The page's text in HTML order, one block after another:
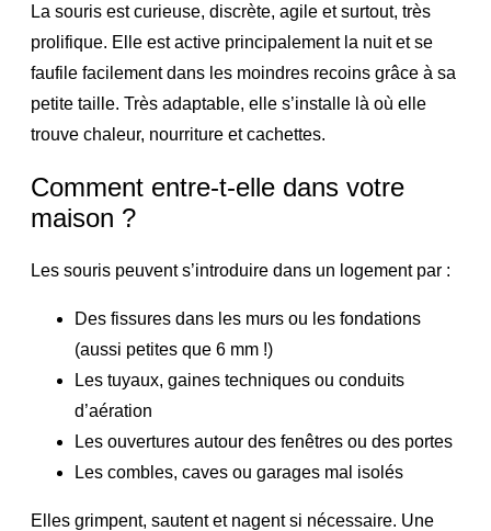
La souris est curieuse, discrète, agile et surtout, très
prolifique. Elle est active principalement la nuit et se
faufile facilement dans les moindres recoins grâce à sa
petite taille. Très adaptable, elle s’installe là où elle
trouve chaleur, nourriture et cachettes.
Comment entre-t-elle dans votre
maison ?
Les souris peuvent s’introduire dans un logement par :
Des fissures dans les murs ou les fondations
(aussi petites que 6 mm !)
Les tuyaux, gaines techniques ou conduits
d’aération
Les ouvertures autour des fenêtres ou des portes
Les combles, caves ou garages mal isolés
Elles grimpent, sautent et nagent si nécessaire. Une